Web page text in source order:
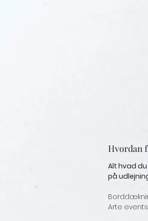
Hvordan
Alt hvad
på
Arte